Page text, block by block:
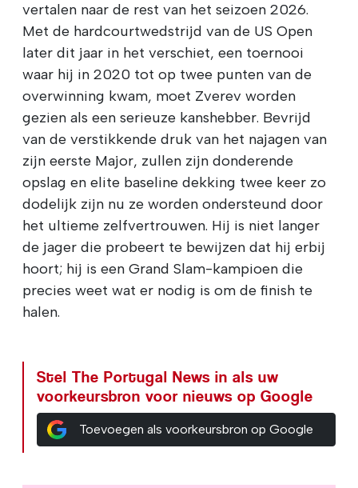
vertalen naar de rest van het seizoen 2026.
Met de hardcourtwedstrijd van de US Open
later dit jaar in het verschiet, een toernooi
waar hij in 2020 tot op twee punten van de
overwinning kwam, moet Zverev worden
gezien als een serieuze kanshebber. Bevrijd
van de verstikkende druk van het najagen van
zijn eerste Major, zullen zijn donderende
opslag en elite baseline dekking twee keer zo
dodelijk zijn nu ze worden ondersteund door
het ultieme zelfvertrouwen. Hij is niet langer
de jager die probeert te bewijzen dat hij erbij
hoort; hij is een Grand Slam-kampioen die
precies weet wat er nodig is om de finish te
halen.
Stel The Portugal News in als uw
voorkeursbron voor nieuws op Google
Toevoegen als voorkeursbron op Google